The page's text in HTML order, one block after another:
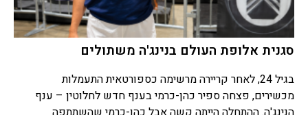
סגנית אלופת העולם בנינג'ה משתולים
בגיל 24, לאחר קריירה מרשימה כספורטאית התעמלות
מכשירים, פצחה ספיר כהן-כרמי בענף חדש לחלוטין – ענף